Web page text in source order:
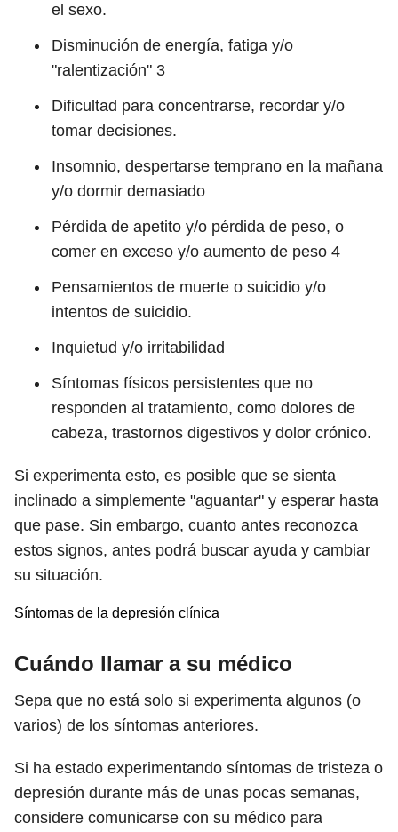
el sexo.
Disminución de energía, fatiga y/o
"ralentización" 3
Dificultad para concentrarse, recordar y/o
tomar decisiones.
Insomnio, despertarse temprano en la mañana
y/o dormir demasiado
Pérdida de apetito y/o pérdida de peso, o
comer en exceso y/o aumento de peso 4
Pensamientos de muerte o suicidio y/o
intentos de suicidio.
Inquietud y/o irritabilidad
Síntomas físicos persistentes que no
responden al tratamiento, como dolores de
cabeza, trastornos digestivos y dolor crónico.
Si experimenta esto, es posible que se sienta
inclinado a simplemente "aguantar" y esperar hasta
que pase. Sin embargo, cuanto antes reconozca
estos signos, antes podrá buscar ayuda y cambiar
su situación.
Síntomas de la depresión clínica
Cuándo llamar a su médico
Sepa que no está solo si experimenta algunos (o
varios) de los síntomas anteriores.
Si ha estado experimentando síntomas de tristeza o
depresión durante más de unas pocas semanas,
considere comunicarse con su médico para